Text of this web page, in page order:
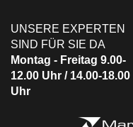
UNSERE EXPERTEN
SIND FÜR SIE DA
Montag - Freitag 9.00-
12.00 Uhr / 14.00-18.00
Uhr